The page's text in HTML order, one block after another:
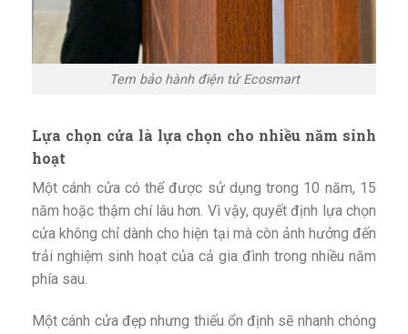
Tem bảo hành điện tử Ecosmart
Lựa chọn cửa là lựa chọn cho nhiều năm sinh
hoạt
Một cánh cửa có thể được sử dụng trong 10 năm, 15
năm hoặc thậm chí lâu hơn. Vì vậy, quyết định lựa chọn
cửa không chỉ dành cho hiện tại mà còn ảnh hưởng đến
trải nghiệm sinh hoạt của cả gia đình trong nhiều năm
phía sau.
Một cánh cửa đẹp nhưng thiếu ổn định sẽ nhanh chóng